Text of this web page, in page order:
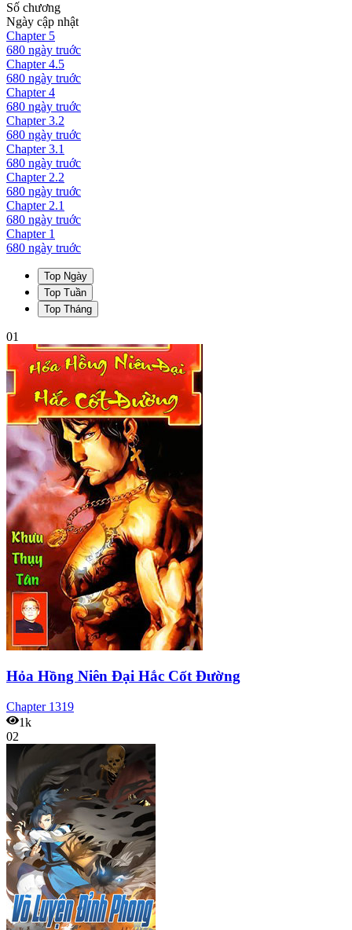
Số chương
Ngày cập nhật
Chapter 5
680 ngày truớc
Chapter4.5
680 ngày truớc
Chapter4
680 ngày truớc
Chapter3.2
680 ngày truớc
Chapter3.1
680 ngày truớc
Chapter 2.2
680 ngày truớc
Chapter 2.1
680 ngày truớc
Chapter 1
680 ngày truớc
Top Ngày
Top Tuần
Top Tháng
01
Hỏa Hồng Niên Đại Hắc Cốt Đường
Chapter 1319
1k
02